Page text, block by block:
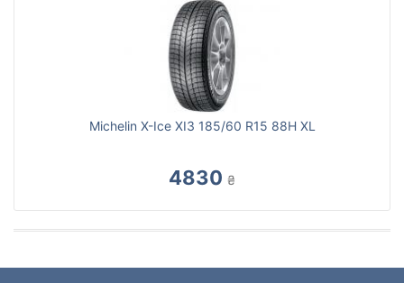
Michelin X-Ice XI3 185/60 R15 88H XL
4830 ₴